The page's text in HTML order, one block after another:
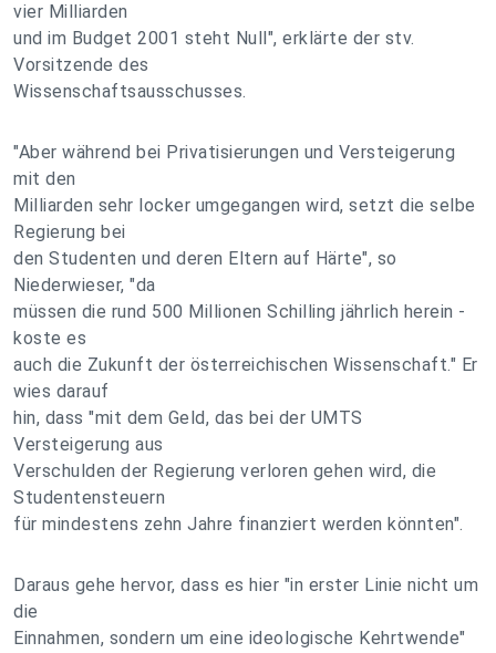
vier Milliarden
und im Budget 2001 steht Null", erklärte der stv.
Vorsitzende des
Wissenschaftsausschusses.
"Aber während bei Privatisierungen und Versteigerung
mit den
Milliarden sehr locker umgegangen wird, setzt die selbe
Regierung bei
den Studenten und deren Eltern auf Härte", so
Niederwieser, "da
müssen die rund 500 Millionen Schilling jährlich herein -
koste es
auch die Zukunft der österreichischen Wissenschaft." Er
wies darauf
hin, dass "mit dem Geld, das bei der UMTS
Versteigerung aus
Verschulden der Regierung verloren gehen wird, die
Studentensteuern
für mindestens zehn Jahre finanziert werden könnten".
Daraus gehe hervor, dass es hier "in erster Linie nicht um
die
Einnahmen, sondern um eine ideologische Kehrtwende"